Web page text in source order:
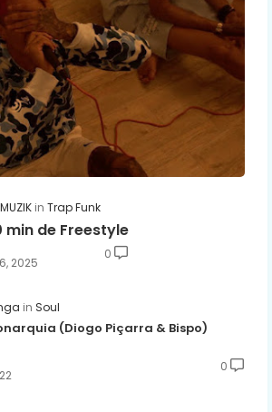
Trap Funk
min de Freestyle
2025
0
Soul
(Diogo Piçarra & Bispo)
0